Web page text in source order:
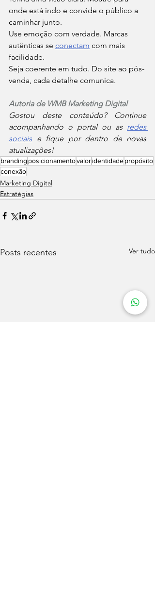
onde está indo e convide o público a
caminhar junto.
Use emoção com verdade. Marcas
autênticas se conectam com mais
facilidade.
Seja coerente em tudo. Do site ao pós-
venda, cada detalhe comunica.
Autoria de WMB Marketing Digital
Gostou deste conteúdo? Continue
acompanhando o portal ou as redes
sociais e fique por dentro de novas
atualizações!
branding posicionamentovaloridentidadepropósito
conexão
Marketing Digital
Estratégias
Posts recentes Ver tudo